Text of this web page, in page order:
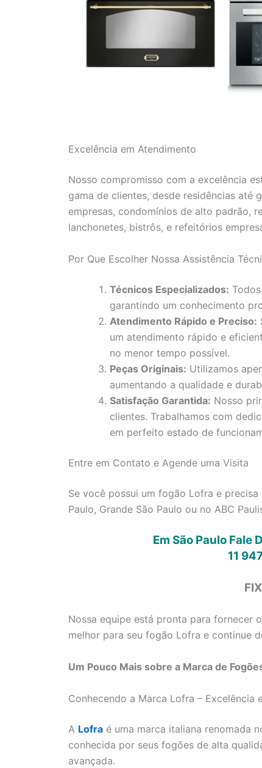
Excelência em Atendimento
Nosso compromisso com a excelência
gama de clientes, desde residências até
empresas, condomínios de alto padrão,
lanchonetes, bistrôs, e refeitórios
Por Que Escolher Nossa Assistência
Técnicos Especializados:
garantindo um conhecimento
Atendimento Rápido e Preciso:
um atendimento rápido e
no menor tempo possível.
Peças Originais: Utilizamos
aumentando a qualidade e
Satisfação Garantida: Nosso
clientes. Trabalhamos com
em perfeito estado de
Entre em Contato e Agende uma Visita
Se você possui um fogão Lofra e
Paulo, Grande São Paulo ou no ABC
Em São Paulo Fale
11
Nossa equipe está pronta para fornecer
melhor para seu fogão Lofra e continue
Um Pouco Mais sobre a Marca de
Conhecendo a Marca Lofra – Excelência
A Lofra é uma marca italiana renomada
conhecida por seus fogões de alta
avançada.